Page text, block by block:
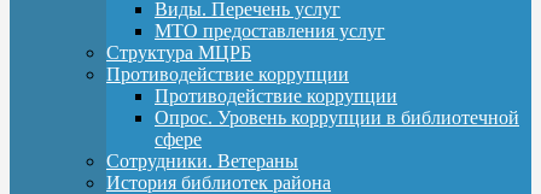
Виды. Перечень услуг
МТО предоставления услуг
Структура МЦРБ
Противодействие коррупции
Противодействие коррупции
Опрос. Уровень коррупции в библиотечной
сфере
Сотрудники. Ветераны
История библиотек района